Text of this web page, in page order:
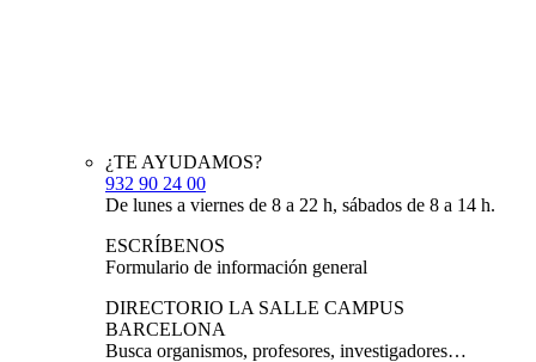
¿TE AYUDAMOS?
932 90 24 00
De lunes a viernes de 8 a 22 h, sábados de 8 a 14 h.
ESCRÍBENOS
Formulario de información general
DIRECTORIO LA SALLE CAMPUS
BARCELONA
Busca organismos, profesores, investigadores…